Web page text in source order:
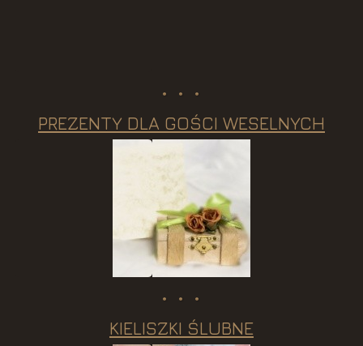
PREZENTY DLA GOŚCI WESELNYCH
KIELISZKI ŚLUBNE